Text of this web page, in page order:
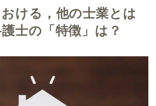
ける，他の士業とは
士の「特徴」は？